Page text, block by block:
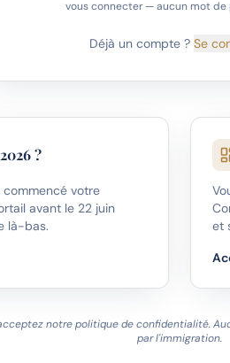
vous connecter — aucun mot de
Déjà un compte ? Se
?
commencé votre
avant le 22 juin
là-bas.
et
notre politique de confidentialité.
par l'immigration.